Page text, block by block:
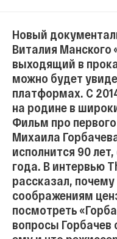
Новый
Виталия Манского
выходящий в
можно будет
платформах. С
на родине в
Фильм про
Михаила
исполнится 90
года. В интервью
рассказал,
соображениям
посмотреть
вопросы Горбачев